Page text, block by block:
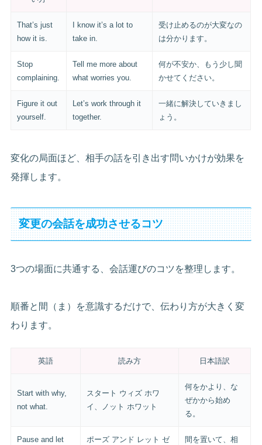
That’s just
how it is.
I know it’s a lot to
take in.
受け止めるのが大変なの
は分かります。
Stop
complaining.
Tell me more about
what worries you.
何が不安か、もう少し聞
かせてください。
Figure it out
yourself.
Let’s work through it
together.
一緒に解決していきまし
ょう。
変化の局面ほど、相手の話を引き出す問いかけが効果を
発揮します。
変更の会話を成功させるコツ
3つの場面に共通する、会話運びのコツを整理します。
順番と間（ま）を意識するだけで、伝わり方が大きく変
わります。
英語 読み方 日本語訳
Start with why,
not what.
スタート ウィズ ホワ
イ、ノット ホワット
何をかより、な
ぜかから始め
る。
Pause and let
ポーズ アンド レット ゼ
間を置いて、相